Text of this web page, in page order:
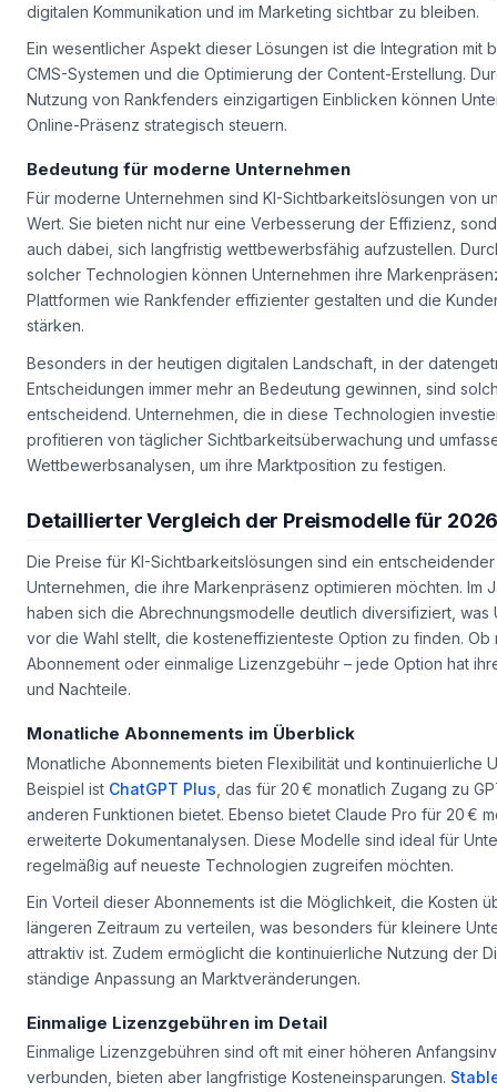
digitalen Kommunikation und im Marketing sichtbar zu bleiben.
Ein wesentlicher Aspekt dieser Lösungen ist die Integration mit
CMS-Systemen und die Optimierung der Content-Erstellung.
Nutzung von Rankfenders einzigartigen Einblicken können
Online-Präsenz strategisch steuern.
Bedeutung für moderne Unternehmen
Für moderne Unternehmen sind KI-Sichtbarkeitslösungen von
Wert. Sie bieten nicht nur eine Verbesserung der Effizienz,
auch dabei, sich langfristig wettbewerbsfähig aufzustellen.
solcher Technologien können Unternehmen ihre
Plattformen wie Rankfender effizienter gestalten und die
stärken.
Besonders in der heutigen digitalen Landschaft, in der
Entscheidungen immer mehr an Bedeutung gewinnen, sind
entscheidend. Unternehmen, die in diese Technologien
profitieren von täglicher Sichtbarkeitsüberwachung und
Wettbewerbsanalysen, um ihre Marktposition zu festigen.
Detaillierter Vergleich der Preismodelle für
Die Preise für KI-Sichtbarkeitslösungen sind ein
Unternehmen, die ihre Markenpräsenz optimieren möchten. Im
haben sich die Abrechnungsmodelle deutlich diversifiziert, was
vor die Wahl stellt, die kosteneffizienteste Option zu finden. Ob
Abonnement oder einmalige Lizenzgebühr – jede Option hat
und Nachteile.
Monatliche Abonnements im Überblick
Monatliche Abonnements bieten Flexibilität und kontinuierliche
Beispiel ist ChatGPT Plus , das für 20 € monatlich Zugang zu
anderen Funktionen bietet. Ebenso bietet Claude Pro für 20 €
erweiterte Dokumentanalysen. Diese Modelle sind ideal für
regelmäßig auf neueste Technologien zugreifen möchten.
Ein Vorteil dieser Abonnements ist die Möglichkeit, die Kosten
längeren Zeitraum zu verteilen, was besonders für kleinere
attraktiv ist. Zudem ermöglicht die kontinuierliche Nutzung der
ständige Anpassung an Marktveränderungen.
Einmalige Lizenzgebühren im Detail
Einmalige Lizenzgebühren sind oft mit einer höheren
verbunden, bieten aber langfristige Kosteneinsparungen.